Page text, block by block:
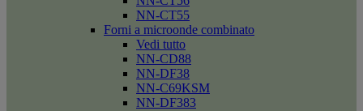
NN-CT55
Forni a microonde combinato
Vedi tutto
NN-CD88
NN-DF38
NN-C69KSM
NN-DF383